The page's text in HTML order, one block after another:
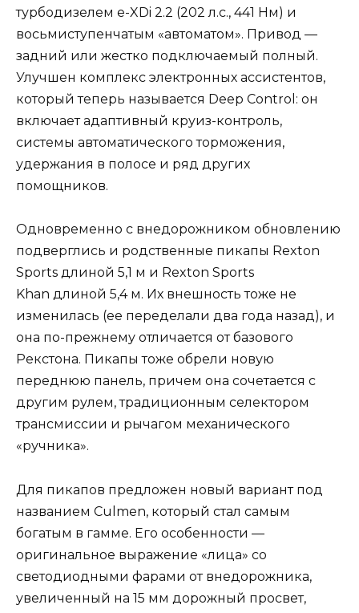
турбодизелем e-XDi 2.2 (202 л.с., 441 Нм) и
восьмиступенчатым «автоматом». Привод —
задний или жестко подключаемый полный.
Улучшен комплекс электронных ассистентов,
который теперь называется Deep Control: он
включает адаптивный круиз-контроль,
системы автоматического торможения,
удержания в полосе и ряд других
помощников.
Одновременно с внедорожником обновлению
подверглись и родственные пикапы Rexton
Sports длиной 5,1 м и Rexton Sports
Khan длиной 5,4 м. Их внешность тоже не
изменилась (ее переделали два года назад), и
она по-прежнему отличается от базового
Рекстона. Пикапы тоже обрели новую
переднюю панель, причем она сочетается с
другим рулем, традиционным селектором
трансмиссии и рычагом механического
«ручника».
Для пикапов предложен новый вариант под
названием Culmen, который стал самым
богатым в гамме. Его особенности —
оригинальное выражение «лица» со
светодиодными фарами от внедорожника,
увеличенный на 15 мм дорожный просвет,